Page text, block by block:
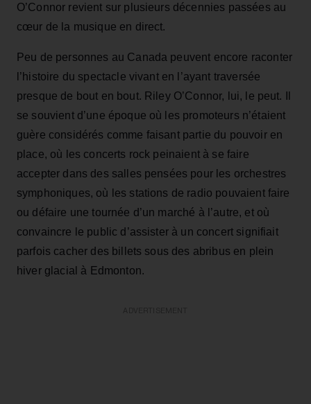
O’Connor revient sur plusieurs décennies passées au
cœur de la musique en direct.
Peu de personnes au Canada peuvent encore raconter
l’histoire du spectacle vivant en l’ayant traversée
presque de bout en bout. Riley O’Connor, lui, le peut. Il
se souvient d’une époque où les promoteurs n’étaient
guère considérés comme faisant partie du pouvoir en
place, où les concerts rock peinaient à se faire
accepter dans des salles pensées pour les orchestres
symphoniques, où les stations de radio pouvaient faire
ou défaire une tournée d’un marché à l’autre, et où
convaincre le public d’assister à un concert signifiait
parfois cacher des billets sous des abribus en plein
hiver glacial à Edmonton.